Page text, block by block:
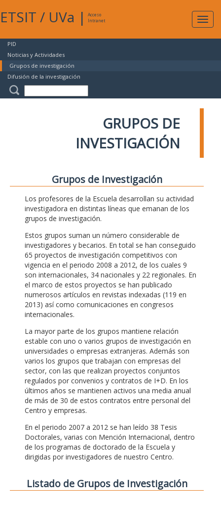
ETSIT / UVa |
Acceso
Intranet
PID
Noticias y Actividades
Grupos de investigación
Difusión de la investigación
GRUPOS DE
INVESTIGACIÓN
Grupos de Investigación
Los profesores de la Escuela desarrollan su actividad
investigadora en distintas líneas que emanan de los
grupos de investigación.
Estos grupos suman un número considerable de
investigadores y becarios. En total se han conseguido
65 proyectos de investigación competitivos con
vigencia en el periodo 2008 a 2012, de los cuales 9
son internacionales, 34 nacionales y 22 regionales. En
el marco de estos proyectos se han publicado
numerosos artículos en revistas indexadas (119 en
2013) así como comunicaciones en congresos
internacionales.
La mayor parte de los grupos mantiene relación
estable con uno o varios grupos de investigación en
universidades o empresas extranjeras. Además son
varios los grupos que trabajan con empresas del
sector, con las que realizan proyectos conjuntos
regulados por convenios y contratos de I+D. En los
últimos años se mantienen activos una media anual
de más de 30 de estos contratos entre personal del
Centro y empresas.
En el periodo 2007 a 2012 se han leído 38 Tesis
Doctorales, varias con Mención Internacional, dentro
de los programas de doctorado de la Escuela y
dirigidas por investigadores de nuestro Centro.
Listado de Grupos de Investigación